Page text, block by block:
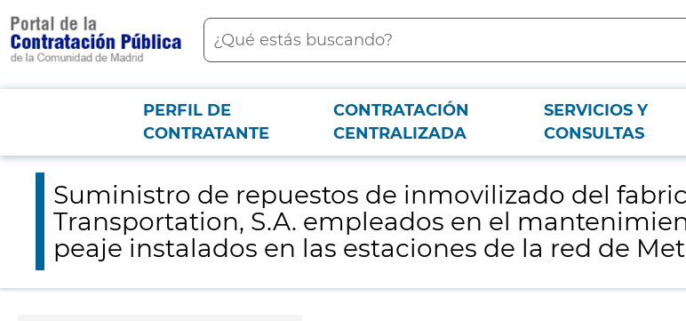
contenido
principal
Buscar
Menú PCON
PERFIL DE
CONTRATANTE
CONTRATACIÓN
CENTRALIZADA
SERVICIOS Y
CONSULTAS
Suministro de repuestos de inmovilizado del fabricante Kapsch Trafficcom Transportation, S.A. empleados en el
Suministro de repuestos de inmovilizado del
Transportation, S.A. empleados en el
peaje instalados en las estaciones de la red de